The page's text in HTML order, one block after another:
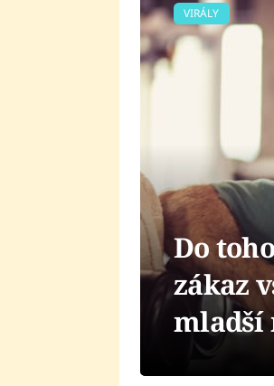
VIRÁLY
Do
zákaz
mladší